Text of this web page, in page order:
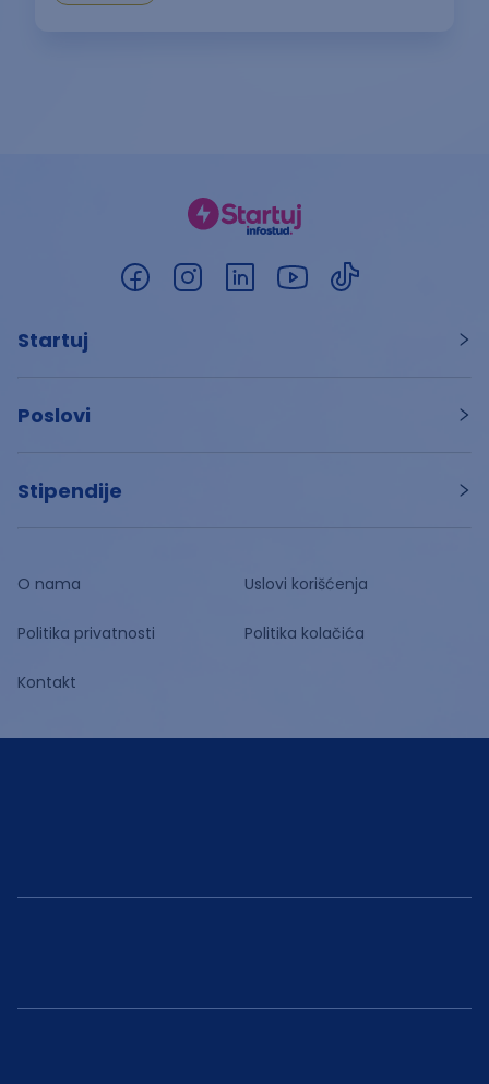
Startuj
Poslovi
Stipendije
O nama Uslovi korišćenja
Politika privatnosti Politika kolačića
Kontakt